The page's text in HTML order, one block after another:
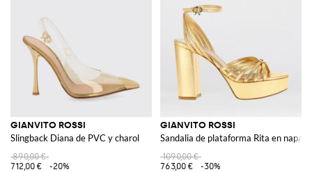
GIANVITO ROSSI
Slingback Diana de PVC y charol
890,00 €
712,00 €
-20%
GIANVITO ROSSI
Sandalia de plataforma Rita en napa
1090,00 €
763,00 €
-30%